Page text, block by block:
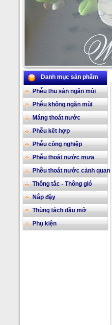
Danh mục sản phẩm
Phễu thu sàn ngăn mùi
Phễu không ngăn mùi
Máng thoát nước
Phễu kết hợp
Phễu công nghiệp
Phễu thoát nước mưa
Phễu thoát nước cảnh quan
Thông tắc - Thông gió
Nắp đậy
Thùng tách dầu mỡ
Phụ kiện